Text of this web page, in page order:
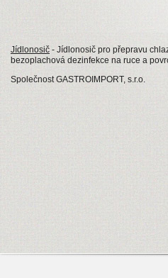
Jídlonosič - Jídlonosič pro přepravu
bezoplachová dezinfekce na ruce a
Společnost GASTROIMPORT, s.r.o.